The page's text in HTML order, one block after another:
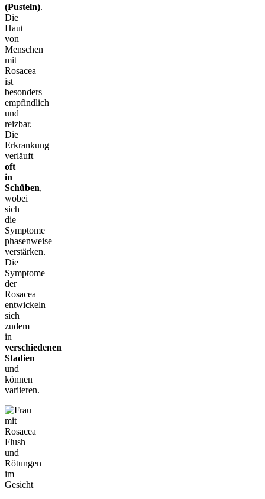
(Pusteln).
Die
Haut
von
Menschen
mit
Rosacea
ist
besonders
empfindlich
und
reizbar.
Die
Erkrankung
verläuft
oft
in
Schüben,
wobei
sich
die
Symptome
phasenweise
verstärken.
Die
Symptome
der
Rosacea
entwickeln
sich
zudem
in
verschiedenen
Stadien
und
können
variieren.